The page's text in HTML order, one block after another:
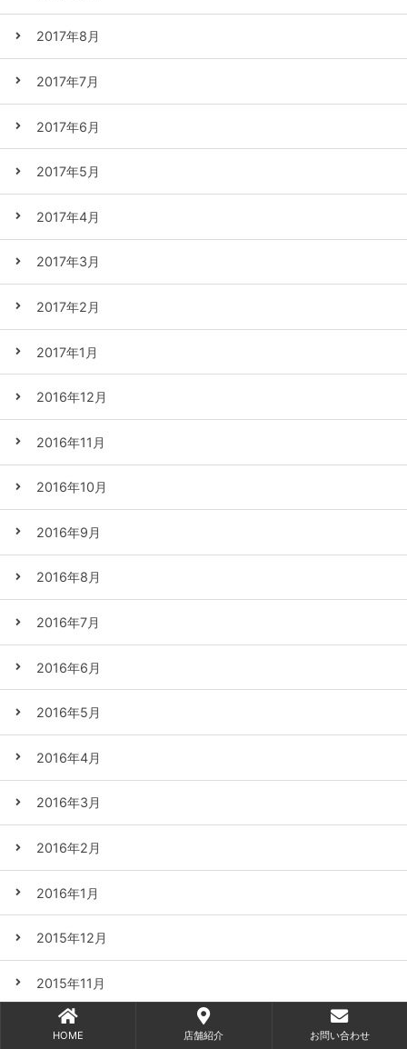
2017年8月
2017年7月
2017年6月
2017年5月
2017年4月
2017年3月
2017年2月
2017年1月
2016年12月
2016年11月
2016年10月
2016年9月
2016年8月
2016年7月
2016年6月
2016年5月
2016年4月
2016年3月
2016年2月
2016年1月
2015年12月
2015年11月
2015年10月
HOME 店舗紹介 お問い合わせ